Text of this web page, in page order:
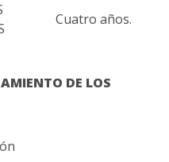
Cuatro años.
DE LOS